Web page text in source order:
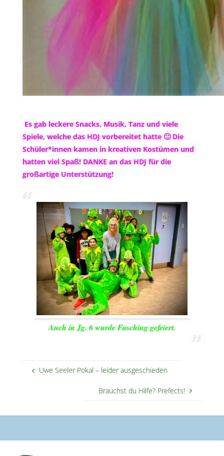
Es gab leckere Snacks, Musik, Tanz und viele
Spiele, welche das HDJ vorbereitet hatte 🙂 Die
Schüler*innen kamen in kreativen Kostümen und
hatten viel Spaß! DANKE an das HDJ für die
großartige Unterstützung!
Auch in Jg. 6 wurde Fasching gefeiert.
Uwe Seeler Pokal – leider ausgeschieden
Brauchst du Hilfe? Prefects!